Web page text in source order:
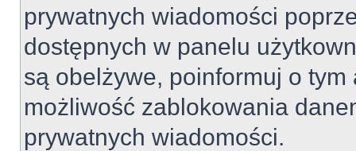
prywatnych wiadomości
dostępnych w panelu
są obelżywe, poinformuj o
możliwość zablokowania
prywatnych wiadomości.